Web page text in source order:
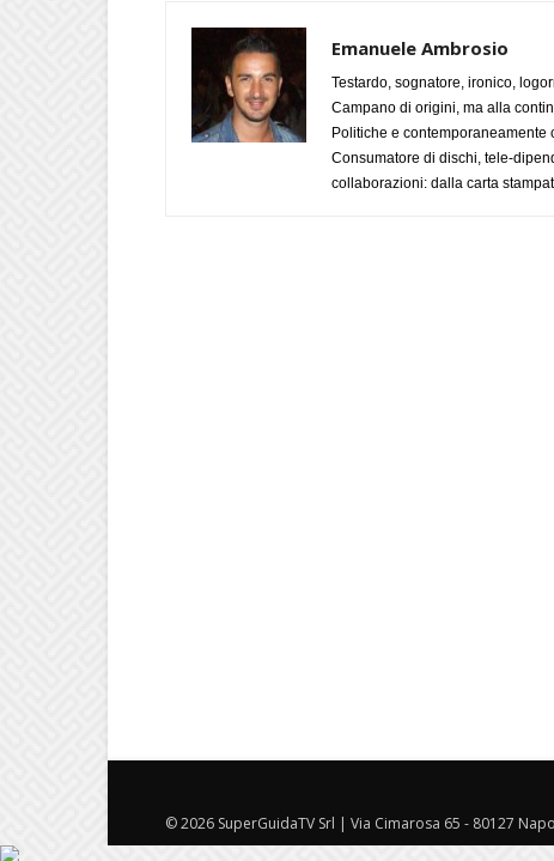
Emanuele Ambrosio
Testardo, sognatore, ironico,
Campano di origini, ma alla
Politiche e contemporaneamente
Consumatore di dischi, tele-
collaborazioni: dalla carta
© 2026 SuperGuidaTV Srl | Via Cimarosa 65 - 80127